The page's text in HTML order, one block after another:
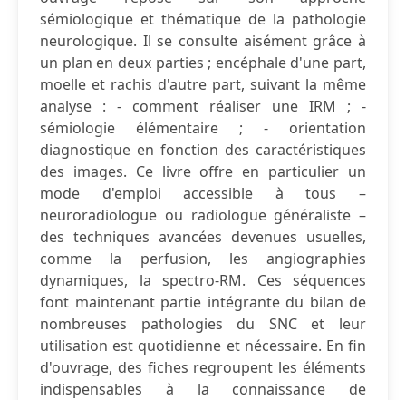
sémiologique et thématique de la pathologie
neurologique. Il se consulte aisément grâce à
un plan en deux parties ; encéphale d'une part,
moelle et rachis d'autre part, suivant la même
analyse : - comment réaliser une IRM ; -
sémiologie élémentaire ; - orientation
diagnostique en fonction des caractéristiques
des images. Ce livre offre en particulier un
mode d'emploi accessible à tous –
neuroradiologue ou radiologue généraliste –
des techniques avancées devenues usuelles,
comme la perfusion, les angiographies
dynamiques, la spectro-RM. Ces séquences
font maintenant partie intégrante du bilan de
nombreuses pathologies du SNC et leur
utilisation est quotidienne et nécessaire. En fin
d'ouvrage, des fiches regroupent les éléments
indispensables à la connaissance de